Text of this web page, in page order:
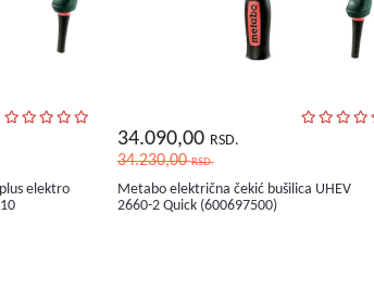
elektro
34.090,00 RSD.
34.230,00RSD.
Metabo električna čekić bušilica UHEV
2660-2 Quick (600697500)